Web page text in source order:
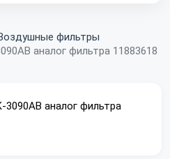
фильтры
аналог фильтра 11883618